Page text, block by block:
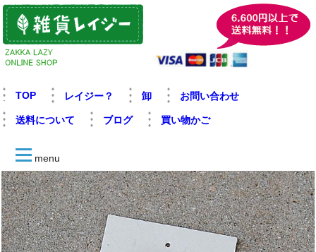
TOP レイジー？ 卸 お問い合わせ
送料について ブログ 買い物かご
menu